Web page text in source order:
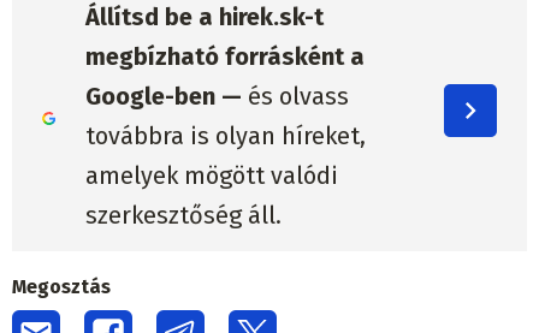
Állítsd be a hirek.sk-t
megbízható forrásként a
Google-ben — és olvass
továbbra is olyan híreket,
amelyek mögött valódi
szerkesztőség áll.
Megosztás